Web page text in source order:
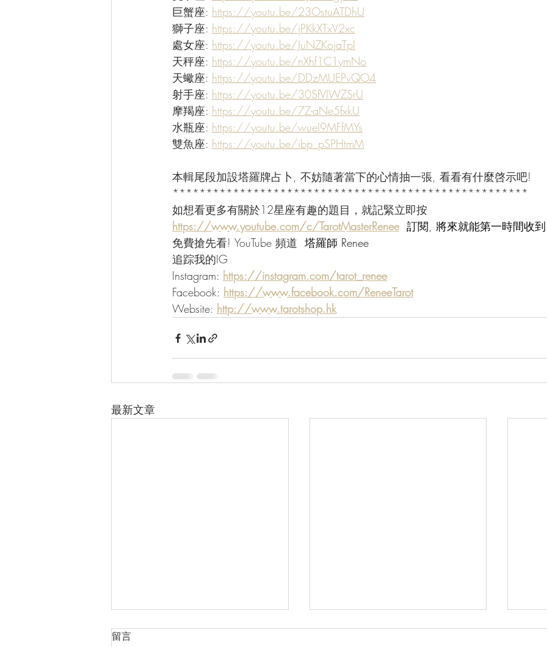
巨蟹座: https://youtu.be/23OstuATDhU
獅子座: https://youtu.be/jPKkXTxV2xc
處女座: https://youtu.be/JuNZKojaTpI
天秤座: https://youtu.be/nXhf1C1ymNo
天蠍座: https://youtu.be/DDzMUEPvQO4
射手座: https://youtu.be/30SfVIWZSrU
摩羯座: https://youtu.be/7Z-aNe5fxkU
水瓶座: https://youtu.be/wueI9MFfMYs
雙魚座: https://youtu.be/ibp_pSPHtmM
本輯尾段加設塔羅牌占卜, 不妨隨著當下的心情抽一張, 看看有什麼啓示吧!
*****************************************************
如想看更多有關於12星座有趣的題目，就記緊立即按
https://www.youtube.com/c/TarotMasterRenee 訂閱, 將來就能第一時間收
免費搶先看! YouTube 頻道 塔羅師 Renee
追踪我的IG
Instagram: https://instagram.com/tarot_renee
Facebook: https://www.facebook.com/ReneeTarot
Website: http://www.tarotshop.hk
最新文章
留言